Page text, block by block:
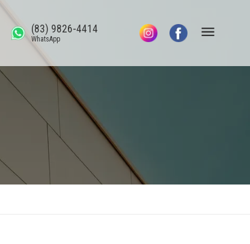
(83) 9826-4414
WhatsApp